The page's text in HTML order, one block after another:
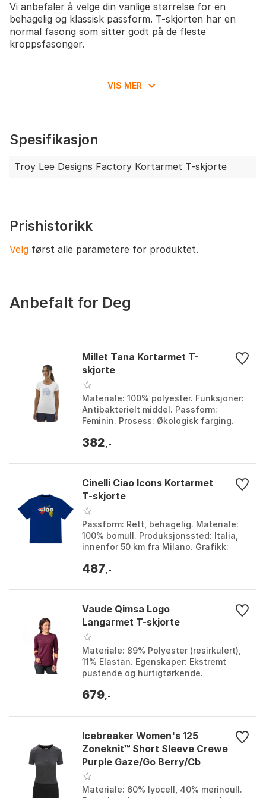
Vi anbefaler å velge din vanlige størrelse for en
behagelig og klassisk passform. T-skjorten har en
normal fasong som sitter godt på de fleste
kroppsfasonger.
VIS MER
Spesifikasjon
Troy Lee Designs Factory Kortarmet T-skjorte
Prishistorikk
Velg først alle parametere for produktet.
Anbefalt for Deg
Millet Tana Kortarmet T-
skjorte
Materiale: 100% polyester. Funksjoner:
Antibakterielt middel. Passform:
Feminin. Prosess: Økologisk farging.
Størrelse:...
382 ,-
Cinelli Ciao Icons Kortarmet
T-skjorte
Passform: Rett, behagelig. Materiale:
100% bomull. Produksjonssted: Italia,
innenfor 50 km fra Milano. Grafikk:
Størrelse: L,...
487 ,-
Vaude Qimsa Logo
Langarmet T-skjorte
Materiale: 89% Polyester (resirkulert),
11% Elastan. Egenskaper: Ekstremt
pustende og hurtigtørkende.
bluesign®-sertifisert. M...
679 ,-
Icebreaker Women's 125
Zoneknit™ Short Sleeve Crewe
Purple Gaze/Go Berry/Cb
Materiale: 60% lyocell, 40% merinoull.